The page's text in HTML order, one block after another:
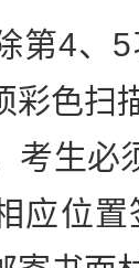
4、5
彩色扫
考生必
应位